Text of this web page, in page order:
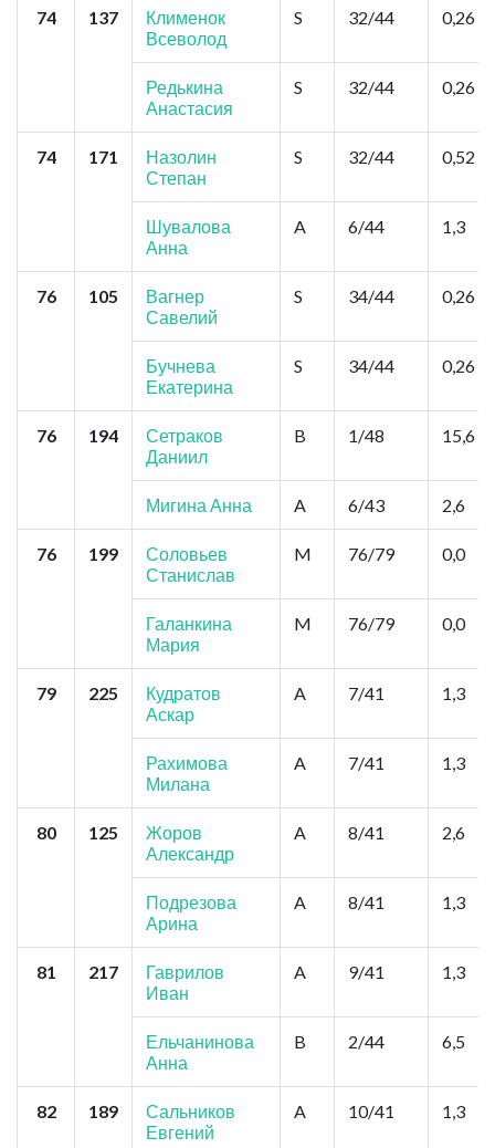
74 137
Клименок
Всеволод
S 32/44 0,26
Редькина
Анастасия
S 32/44 0,26
74 171
Назолин
Степан
S 32/44 0,52
Шувалова
Анна
A 6/44 1,3
76 105
Вагнер
Савелий
S 34/44 0,26
Бучнева
Екатерина
S 34/44 0,26
76 194
Сетраков
Даниил
B 1/48 15,6
Мигина Анна A 6/43 2,6
76 199
Соловьев
Станислав
M 76/79 0,0
Галанкина
Мария
M 76/79 0,0
79 225
Кудратов
Аскар
A 7/41 1,3
Рахимова
Милана
A 7/41 1,3
80 125
Жоров
Александр
A 8/41 2,6
Подрезова
Арина
A 8/41 1,3
81 217
Гаврилов
Иван
A 9/41 1,3
Ельчанинова
Анна
B 2/44 6,5
82 189
Сальников
Евгений
A 10/41 1,3